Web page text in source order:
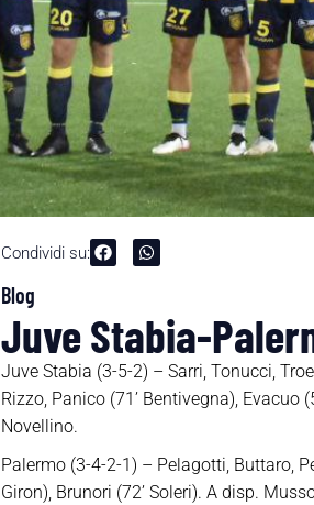
Condividi su:
Blog
Juve Stabia-
Juve Stabia (3-5-2) – Sarri, Tonucci,
Rizzo, Panico (71’ Bentivegna), Evacuo
Novellino.
Palermo (3-4-2-1) – Pelagotti, Buttaro,
Giron), Brunori (72’ Soleri). A disp.